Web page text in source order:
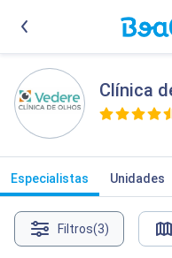
Clínica
Especialistas Unidades
Filtros(3)